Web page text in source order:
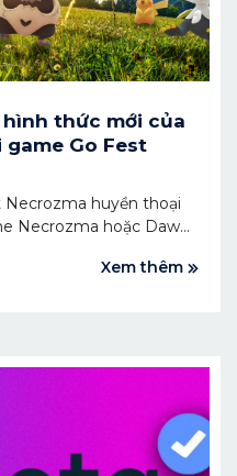
hình thức mới của
Go Fest
Necrozma huyền thoại
Necrozma hoặc Dawn
thiệu các Pokemon
Xem thêm